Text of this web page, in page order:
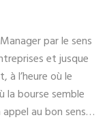
par le sens
et jusque
à l’heure où le
la bourse semble
au bon sens…